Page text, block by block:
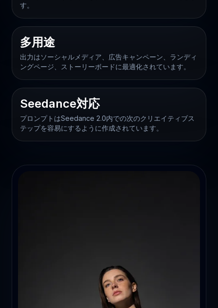
す。
多用途
出力はソーシャルメディア、広告キャンペーン、ランディ
ングページ、ストーリーボードに最適化されています。
Seedance対応
プロンプトはSeedance 2.0内での次のクリエイティブス
テップを容易にするように作成されています。